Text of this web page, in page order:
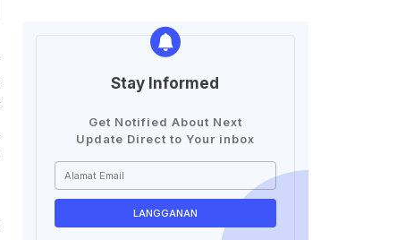
Stay Informed
Get Notified About Next
Update Direct to Your inbox